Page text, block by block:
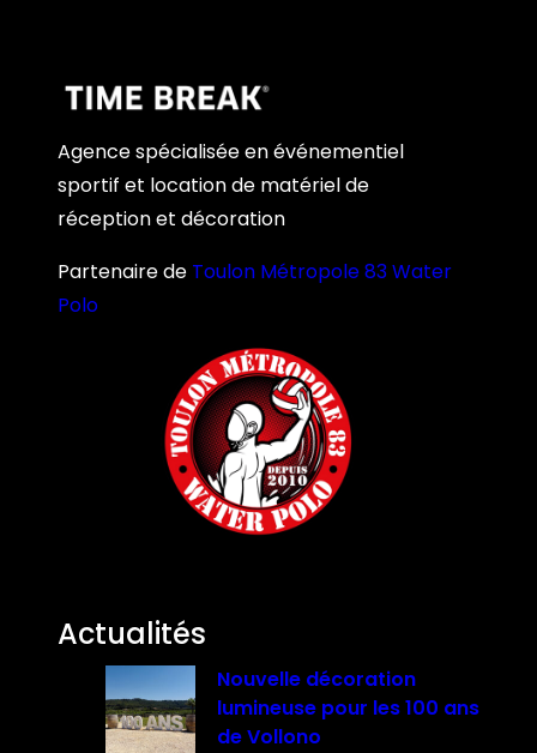
Agence spécialisée en événementiel
sportif et location de matériel de
réception et décoration
Partenaire de Toulon Métropole 83 Water
Polo
Actualités
Nouvelle décoration
lumineuse pour les 100 ans
de Vollono